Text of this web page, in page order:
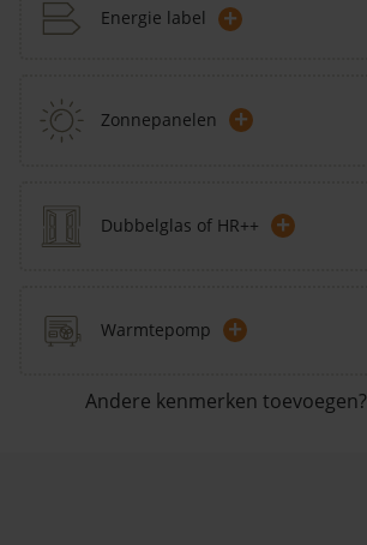
Energie label +
Zonnepanelen +
Dubbelglas of HR++ +
Warmtepomp +
Andere kenmerken toevoegen?